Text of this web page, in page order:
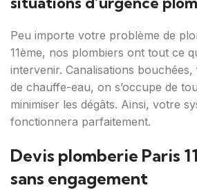
Peu importe votre problème de
11ème, nos plombiers ont tout ce
intervenir. Canalisations bouchées,
de chauffe-eau, on s’occupe de
minimiser les dégâts. Ainsi, votre
fonctionnera parfaitement.
Devis plomberie Paris
sans engagement